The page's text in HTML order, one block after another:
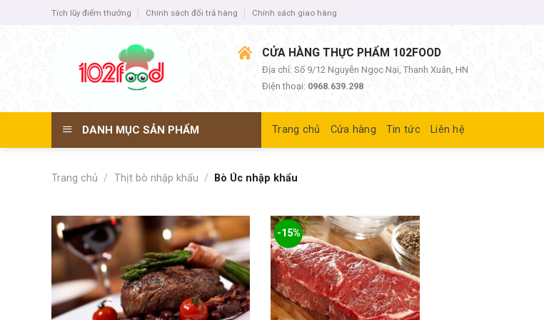
Tích lũy điểm thưởng Chính sách đổi trả hàng Chính sách giao hàng
CỬA HÀNG THỰC PHẨM 102FOOD
Địa chỉ: Số 9/12 Nguyễn Ngọc Nại, Thanh Xuân, HN
Điện thoại: 0968.639.298
DANH MỤC SẢN PHẨM Trang chủ Cửa hàng Tin tức Liên hệ
Trang chủ / Thịt bò nhập khẩu / Bò Úc nhập khẩu
-15%